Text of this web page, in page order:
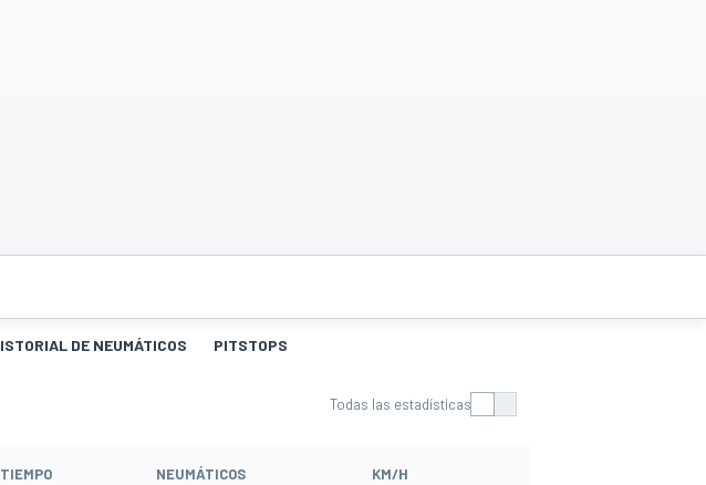
DE NEUMÁTICOS PITSTOPS
Todas las estadísticas
TIEMPO NEUMÁTICOS KM/H